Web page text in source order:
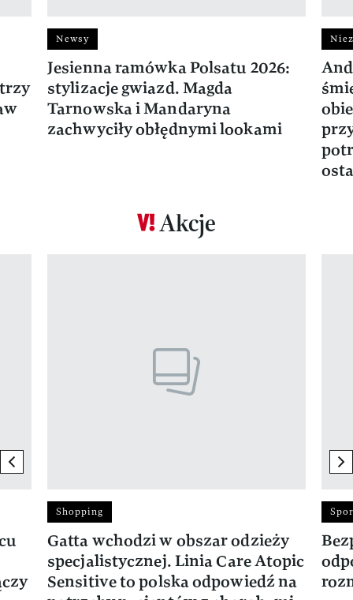
Newsy
Jesienna ramówka Polsatu 2026:
stylizacje gwiazd. Magda
Tarnowska i Mandaryna
zachwyciły obłędnymi lookami
Akcje
previous element
Shopping
Gatta wchodzi w obszar odzieży
specjalistycznej. Linia Care Atopic
Sensitive to polska odpowiedź na